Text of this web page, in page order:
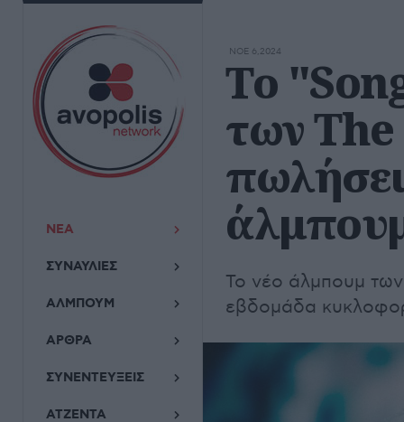
ΝΕΑ
ΣΥΝΑΥΛΙΕΣ
ΑΛΜΠΟΥΜ
ΑΡΘΡΑ
ΣΥΝΕΝΤΕΥΞΕΙΣ
ΑΤΖΕΝΤΑ
ΝΟΕ 6,2024
Το
των
To νέο άλμπουμ
εβδομάδα